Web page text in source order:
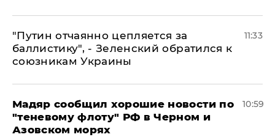
"Путин отчаянно цепляется за
баллистику", - Зеленский обратился к
союзникам Украины
11:33
Мадяр сообщил хорошие новости по
"теневому флоту" РФ в Черном и
Азовском морях
10:59